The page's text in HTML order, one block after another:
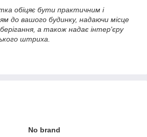
обіцяє бути практичним і
до вашого будинку, надаючи місце
а також надає інтер'єру
штриха.
No brand